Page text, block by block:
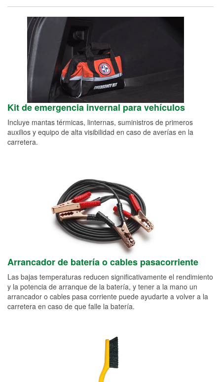
Kit de emergencia invernal para vehículos
Incluye mantas térmicas, linternas, suministros de primeros
auxilios y equipo de alta visibilidad en caso de averías en la
carretera.
Arrancador de batería o cables pasacorriente
Las bajas temperaturas reducen significativamente el rendimiento
y la potencia de arranque de la batería, y tener a la mano un
arrancador o cables pasa corriente puede ayudarte a volver a la
carretera en caso de que falle la batería.